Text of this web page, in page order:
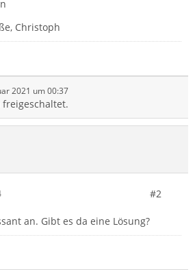
Christoph
2021 um 00:37
freigeschaltet.
#2
an. Gibt es da eine Lösung?